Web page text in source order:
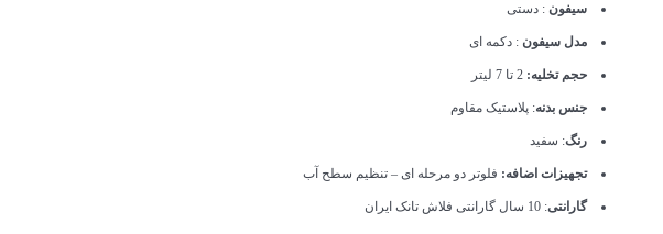
سیفون : دستی
مدل سیفون : دکمه ای
حجم تخلیه:
جنس بدنه: پلاستیک مقاوم
رنگ: سفید
تجهیزات اضافه: فلوتر دو مرحله ای – تنظیم سطح آب
گارانتی: 10 سال گارانتی فلاش تانک ایران